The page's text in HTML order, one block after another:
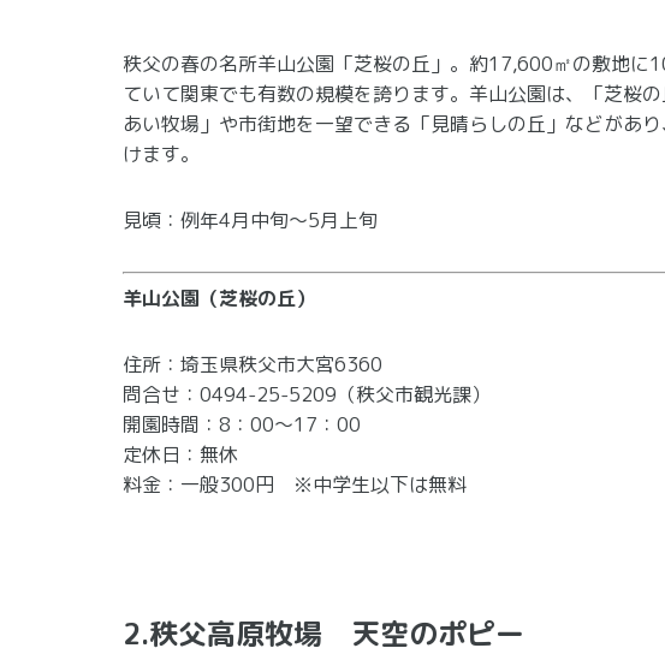
秩父の春の名所羊山公園「芝桜の丘」。約17,600㎡の敷地に
ていて関東でも有数の規模を誇ります。羊山公園は、「芝桜
あい牧場」や市街地を一望できる「見晴らしの丘」などがあ
けます。
見頃：例年4月中旬～5月上旬
羊山公園（芝桜の丘）
住所：埼玉県秩父市大宮6360
問合せ：0494-25-5209（秩父市観光課）
開園時間：8：00～17：00
定休日：無休
料金：一般300円 ※中学生以下は無料
2.秩父高原牧場 天空のポピー